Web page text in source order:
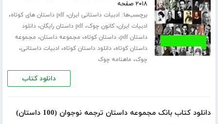
۲۰۱۸ صفحه
برچسب‌ها: ادبیات داستانی ایران،pdf داستان های کوتاه ،
ادبیات ایران،کانون چوک،pdf داستان رایگان ،دانلود
داستان pdf
،داستان کوتاه، مجموعه داستان، مجموعه
داستان کوتاه،دانلود داستان کوتاه، ادبیات داستانی،
چوک، ماهنامه چوک
دانلود کتاب
دانلود کتاب بانک مجموعه داستان ترجمه نوجوان (100 داستان)